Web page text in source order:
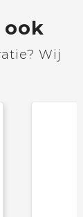
ook
Wij